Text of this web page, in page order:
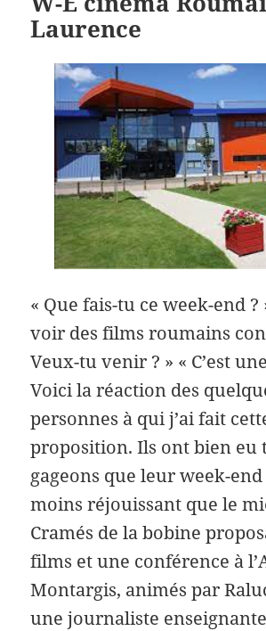
Laurence
« Que fais-tu ce week-end ?
voir des films roumains
Veux-tu venir ? » « C’est
Voici la réaction des
personnes à qui j’ai fait
proposition. Ils ont bien eu
gageons que leur week-
moins réjouissant que le
Cramés de la bobine
films et une conférence à
Montargis, animés par
une journaliste